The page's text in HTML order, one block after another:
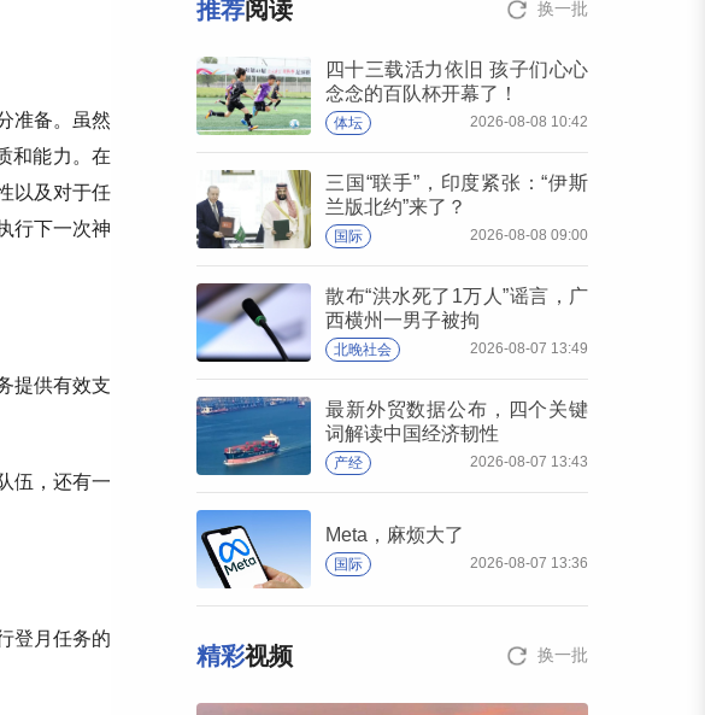
准备。虽然
和能力。在
以及对于任
行下一次神
提供有效支
伍，还有一
登月任务的
推荐阅读 换一批
四十三载活力依旧 孩子们心心
念念的百队杯开幕了！
体坛 2026-08-08 10:42
三国“联手”，印度紧张：“伊斯
兰版北约”来了？
国际 2026-08-08 09:00
散布“洪水死了1万人”谣言，广
西横州一男子被拘
北晚社会 2026-08-07 13:49
最新外贸数据公布，四个关键
词解读中国经济韧性
产经 2026-08-07 13:43
Meta，麻烦大了
国际 2026-08-07 13:36
精彩视频 换一批